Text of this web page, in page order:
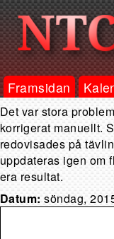
Framsidan
Det var stora
korrigerat manuellt.
redovisades på
uppdateras igen om
era resultat.
Datum:söndag,